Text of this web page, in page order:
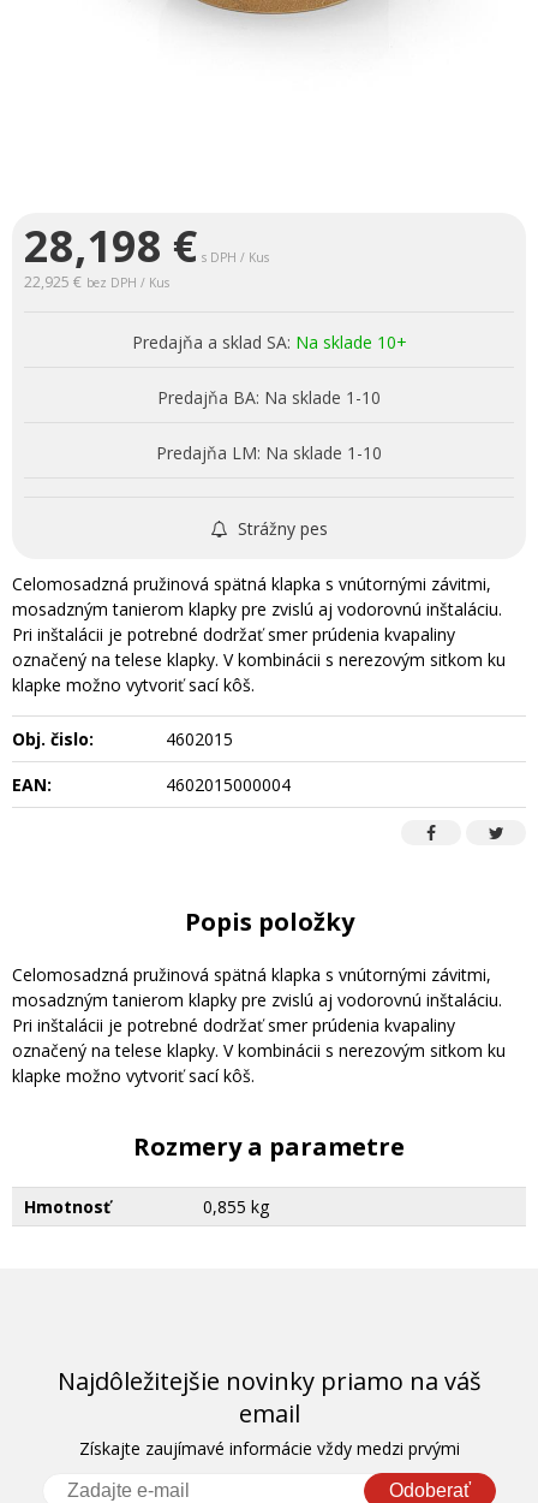
28,198 € s DPH / Kus
22,925 € bez DPH / Kus
Predajňa a sklad SA: Na sklade 10+
Predajňa BA: Na sklade 1-10
Predajňa LM: Na sklade 1-10
Strážny pes
Celomosadzná pružinová spätná klapka s vnútornými závitmi,
mosadzným tanierom klapky pre zvislú aj vodorovnú inštaláciu.
Pri inštalácii je potrebné dodržať smer prúdenia kvapaliny
označený na telese klapky. V kombinácii s nerezovým sitkom ku
klapke možno vytvoriť sací kôš.
Obj. čislo:
4602015
EAN:
4602015000004
Popis položky
Celomosadzná pružinová spätná klapka s vnútornými závitmi,
mosadzným tanierom klapky pre zvislú aj vodorovnú inštaláciu.
Pri inštalácii je potrebné dodržať smer prúdenia kvapaliny
označený na telese klapky. V kombinácii s nerezovým sitkom ku
klapke možno vytvoriť sací kôš.
Rozmery a parametre
Hmotnosť 0,855 kg
Najdôležitejšie novinky priamo na váš
email
Získajte zaujímavé informácie vždy medzi prvými
Odoberať